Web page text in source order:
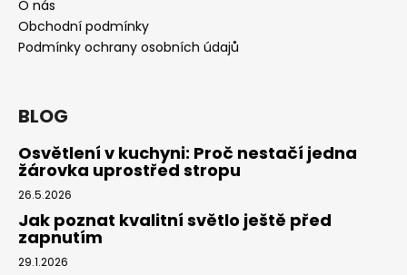
O nás
Obchodní podmínky
Podmínky ochrany osobních údajů
BLOG
Osvětlení v kuchyni: Proč nestačí jedna
žárovka uprostřed stropu
26.5.2026
Jak poznat kvalitní světlo ještě před
zapnutím
29.1.2026